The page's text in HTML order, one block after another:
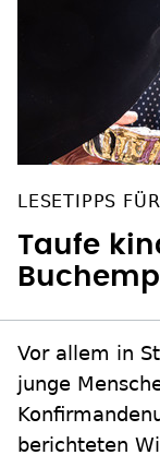
LESETIPPS
Taufe
Vor allem in
junge
berichteten